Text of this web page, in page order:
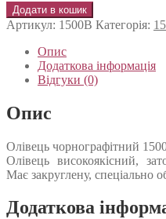
Додати в кошик
Артикул: 1500B Категорія:
Опис
Додаткова інформація
Відгуки (0)
Опис
Олівець чорнографітний
Олівець високоякісний,
Має закруглену, спеціально
Додаткова